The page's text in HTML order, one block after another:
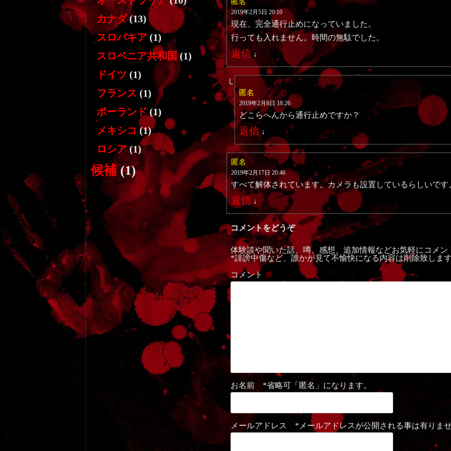
2019年2月5日 20:10
現在、完全通行止めになっていました。
行っても入れません。時間の無駄でした。
返信 ↓
匿名
2019年2月8日 18:26
どこらへんから通行止めですか？
返信 ↓
匿名
2019年2月17日 20:46
すべて解体されています。カメラも設置しているらしいです
返信 ↓
コメントをどうぞ
体験談や聞いた話、噂、感想、追加情報などお気軽にコメ
*誹謗中傷など、誰かが見て不愉快になる内容は削除致しま
コメント ※
お名前 *省略可「匿名」になります。
メールアドレス *メールアドレスが公開される事は有りま
カナダ(13)
スロバキア (1)
スロベニア共和国(1)
ドイツ (1)
フランス (1)
ポーランド (1)
メキシコ (1)
ロシア(1)
候補(1)